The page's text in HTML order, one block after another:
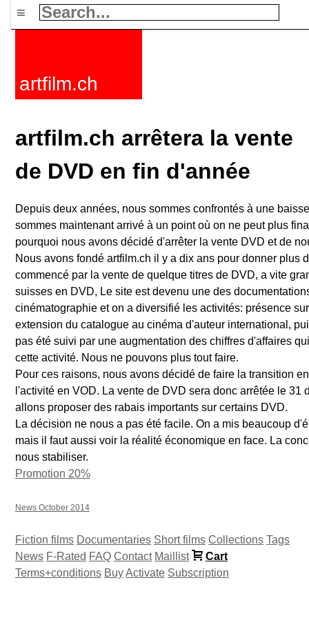
≡
artfilm.ch
artfilm.ch arrêtera la vente
de DVD en fin d'année
Depuis deux années, nous sommes confrontés à une
sommes maintenant arrivé à un point où on ne peut plus
pourquoi nous avons décidé d'arrêter la vente DVD et de
Nous avons fondé artfilm.ch il y a dix ans pour donner plus
commencé par la vente de quelque titres de DVD, a vite
suisses en DVD, Le site est devenu une des
cinématographie et on a diversifié les activités: présence
extension du catalogue au cinéma d'auteur international,
pas été suivi par une augmentation des chiffres d'affaires
cette activité. Nous ne pouvons plus tout faire.
Pour ces raisons, nous avons décidé de faire la transition
l'activité en VOD. La vente de DVD sera donc arrêtée le
allons proposer des rabais importants sur certains DVD.
La décision ne nous a pas été facile. On a mis beaucoup
mais il faut aussi voir la réalité économique en face. La
nous stabiliser.
Promotion 20%
News October 2014
Fiction films Documentaries Short films Collections Tags
News F-Rated FAQ Contact Maillist
Cart
Terms+conditions BuyActivate Subscription